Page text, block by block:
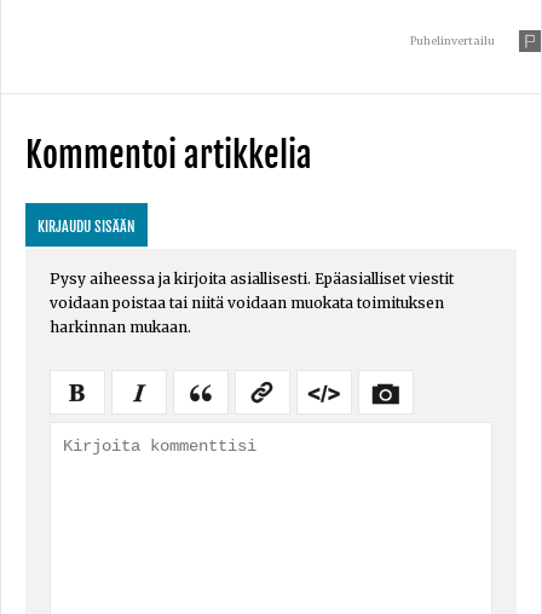
Puhelinvertailu
Kommentoi artikkelia
KIRJAUDU SISÄÄN
Pysy aiheessa ja kirjoita asiallisesti. Epäasialliset viestit
voidaan poistaa tai niitä voidaan muokata toimituksen
harkinnan mukaan.